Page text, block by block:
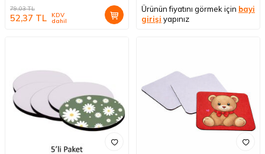
79,03TL
52,37 TL KDV
dahil
Ürünün fiyatını görmek için bayi
girişi yapınız